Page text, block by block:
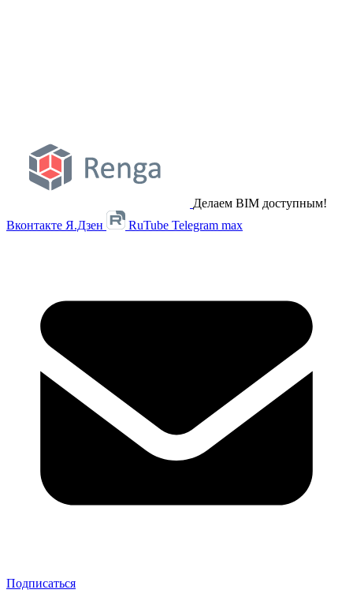
Делаем BIM доступным!
Вконтакте Я.Дзен RuTube Telegram max
Подписаться